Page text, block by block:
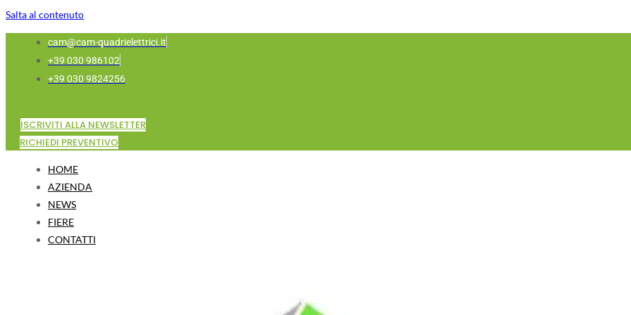
Salta al contenuto
cam@cam-quadrielettrici.it
+39 030 986102
+39 030 9824256
ISCRIVITI ALLA NEWSLETTER
RICHIEDI PREVENTIVO
HOME
AZIENDA
NEWS
FIERE
CONTATTI